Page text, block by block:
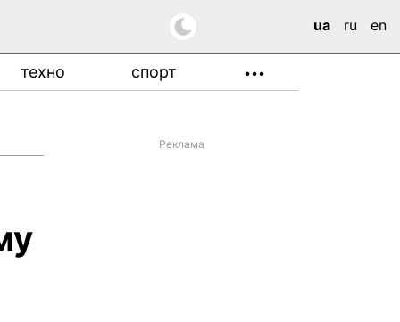
ua ru en
техно спорт •••
Реклама